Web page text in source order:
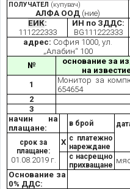
ПОЛУЧАТЕЛ (купувач)
АЛФА ООД (ние)
ЕИК:
111222333
ИН по ЗДДС:
BG111222333
адрес: София 1000, ул.
„Алабин“ 100
№
основание за
на
1
Монитор за
654654
2
3
начин на
плащане:
в брой
срок за
плащане:
01.08.2019 г.
Х с платежно
нареждане
с насрещно
прихващане
Основание за
0% ДДС: